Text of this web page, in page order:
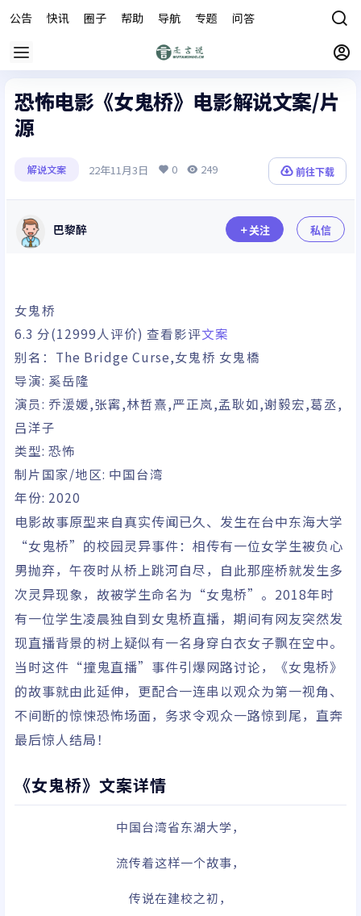
公告 快讯 圈子 帮助 导航 专题 问答
恐怖电影《女鬼桥》电影解说文案/片
源
解说文案 22年11月3日 0 249 前往下载
巴黎醉 关注 私信
女鬼桥
6.3 分(12999人评价) 查看影评文案
别名： The Bridge Curse,女鬼桥 女鬼橋
导演: 奚岳隆
演员: 乔湲媛,张寗,林哲熹,严正岚,孟耿如,谢毅宏,葛丞,
吕洋子
类型: 恐怖
制片国家/地区: 中国台湾
年份: 2020
电影故事原型来自真实传闻已久、发生在台中东海大学
“女鬼桥”的校园灵异事件：相传有一位女学生被负心
男抛弃，午夜时从桥上跳河自尽，自此那座桥就发生多
次灵异现象，故被学生命名为“女鬼桥”。2018年时
有一位学生凌晨独自到女鬼桥直播，期间有网友突然发
现直播背景的树上疑似有一名身穿白衣女子飘在空中。
当时这件“撞鬼直播”事件引爆网路讨论，《女鬼桥》
的故事就由此延伸，更配合一连串以观众为第一视角、
不间断的惊悚恐怖场面，务求令观众一路惊到尾，直奔
最后惊人结局！
《女鬼桥》文案详情
中国台湾省东湖大学，
流传着这样一个故事，
传说在建校之初，